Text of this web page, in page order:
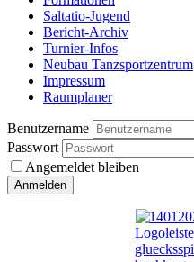
Saltatio-Jugend
Bericht-Archiv
Turnier-Infos
Neubau Tanzsportzentrum
Impressum
Raumplaner
Benutzername
Passwort
Angemeldet bleiben